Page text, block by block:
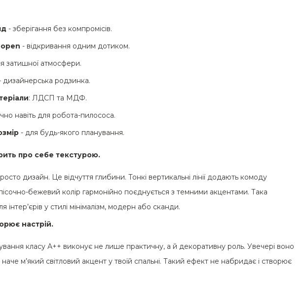
- зберігання без компромісів.
- відкривання одним дотиком.
затишної атмосфери.
дизайнерська родзинка.
: ЛДСП та МДФ.
навіть для робота-пилососа.
- для будь-якого планування.
про себе текстурою.
дизайн. Це відчуття глибини. Тонкі вертикальні лінії додають комоду
бежевий колір гармонійно поєднується з темними акцентами. Така
інтер’єрів у стилі мінімалізм, модерн або сканди.
настрій.
класу А++ виконує не лише практичну, а й декоративну роль. Увечері воно
м’який світловий акцент у твоїй спальні. Такий ефект не набридає і створює